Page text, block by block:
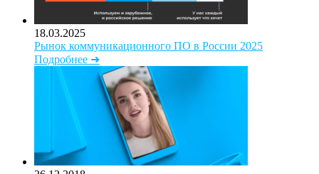
18.03.2025
Рынок коммуникационного ПО в России 2025
Подробнее ➜